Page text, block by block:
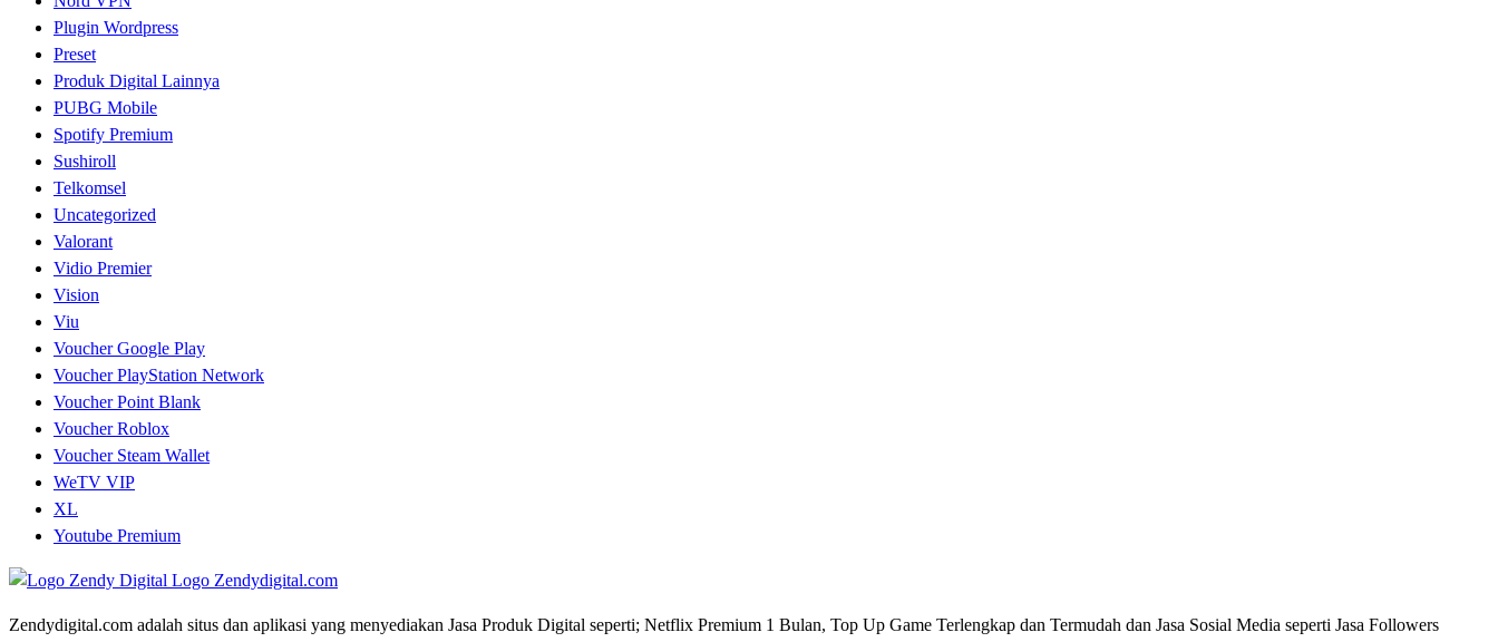
Plugin Wordpress
Preset
Produk Digital Lainnya
PUBG Mobile
Spotify Premium
Sushiroll
Telkomsel
Uncategorized
Valorant
Vidio Premier
Vision
Viu
Voucher Google Play
Voucher PlayStation Network
Voucher Point Blank
Voucher Roblox
Voucher Steam Wallet
WeTV VIP
XL
Youtube Premium
Zendydigital.com adalah situs dan aplikasi yang menyediakan Jasa Produk Digital seperti; Netflix Premium 1 Bulan, Top Up Game Terlengkap dan Termudah dan Jasa Sosial Media seperti Jasa Followers